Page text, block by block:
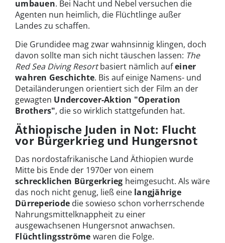
umbauen. Bei Nacht und Nebel versuchen die
Agenten nun heimlich, die Flüchtlinge außer
Landes zu schaffen.
Die Grundidee mag zwar wahnsinnig klingen, doch
davon sollte man sich nicht täuschen lassen: The
Red Sea Diving Resortbasiert nämlich aufeiner
wahren Geschichte. Bis auf einige Namens- und
Detailänderungen orientiert sich der Film an der
gewagten Undercover-Aktion "Operation
Brothers", die so wirklich stattgefunden hat.
Äthiopische Juden in Not: Flucht
vor Bürgerkrieg und Hungersnot
Das nordostafrikanische Land Äthiopien wurde
Mitte bis Ende der 1970er von einem
schrecklichen Bürgerkrieg heimgesucht. Als wäre
das noch nicht genug, ließ eine langjährige
Dürreperiode die sowieso schon vorherrschende
Nahrungsmittelknappheit zu einer
ausgewachsenen Hungersnot anwachsen.
Flüchtlingsströme waren die Folge.